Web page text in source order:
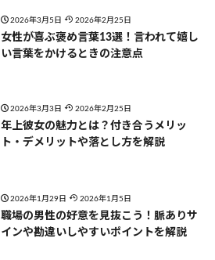
2026年3月5日 2026年2月25日
女性が喜ぶ褒め言葉13選！言われて嬉し
い言葉をかけるときの注意点
2026年3月3日 2026年2月25日
年上彼女の魅力とは？付き合うメリッ
ト・デメリットや落とし方を解説
2026年1月29日 2026年1月5日
職場の男性の好意を見抜こう！脈ありサ
インや勘違いしやすいポイントを解説